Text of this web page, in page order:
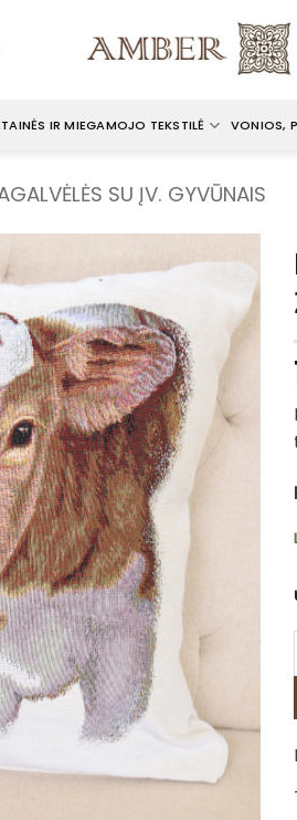
IR MIEGAMOJO TEKSTILĖ VONIOS,
SU ĮV. GYVŪNAIS